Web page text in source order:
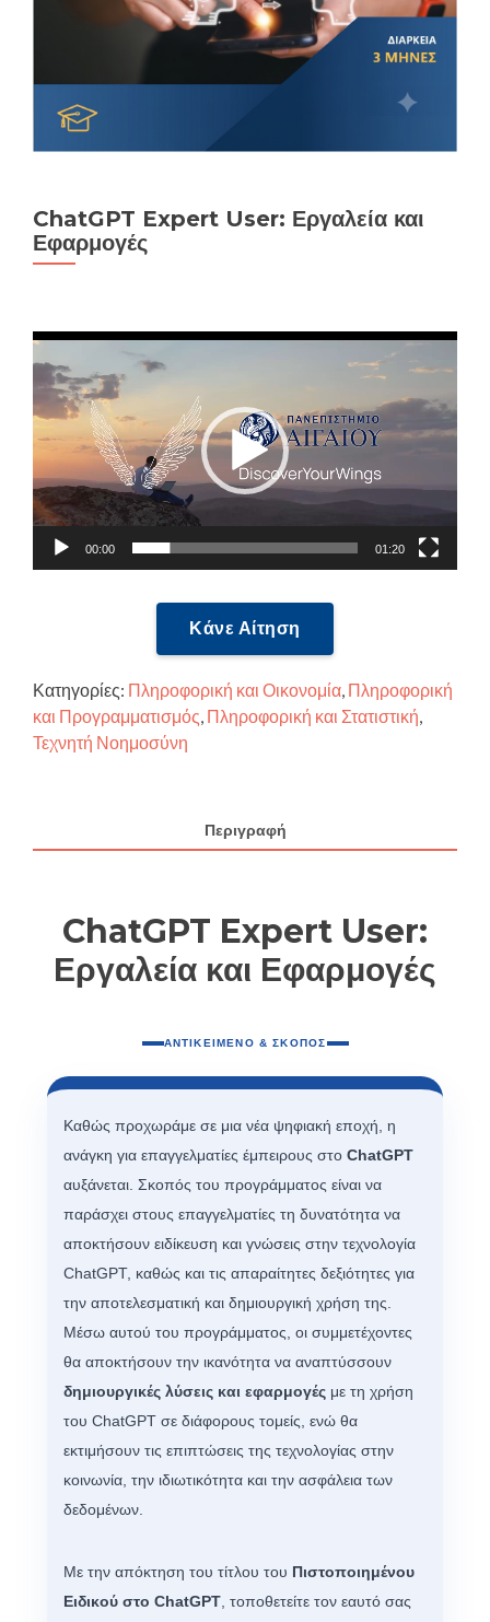
ChatGPT Expert User: Εργαλεία και
Εφαρμογές
Πρόγραμμα
Αναπαραγωγής
Βίντεο
00:00 01:20
Κάνε Αίτηση
Κατηγορίες: Πληροφορική και Οικονομία, Πληροφορική
και Προγραμματισμός, Πληροφορική και Στατιστική,
Τεχνητή Νοημοσύνη
Περιγραφή
ChatGPT Expert User:
Εργαλεία και Εφαρμογές
ΑΝΤΙΚΕΊΜΕΝΟ & ΣΚΟΠΌΣ
Καθώς προχωράμε σε μια νέα ψηφιακή εποχή, η
ανάγκη για επαγγελματίες έμπειρους στο ChatGPT
αυξάνεται. Σκοπός του προγράμματος είναι να
παράσχει στους επαγγελματίες τη δυνατότητα να
αποκτήσουν ειδίκευση και γνώσεις στην τεχνολογία
ChatGPT, καθώς και τις απαραίτητες δεξιότητες για
την αποτελεσματική και δημιουργική χρήση της.
Μέσω αυτού του προγράμματος, οι συμμετέχοντες
θα αποκτήσουν την ικανότητα να αναπτύσσουν
δημιουργικές λύσεις και εφαρμογές με τη χρήση
του ChatGPT σε διάφορους τομείς, ενώ θα
εκτιμήσουν τις επιπτώσεις της τεχνολογίας στην
κοινωνία, την ιδιωτικότητα και την ασφάλεια των
δεδομένων.
Με την απόκτηση του τίτλου του Πιστοποιημένου
Ειδικού στο ChatGPT, τοποθετείτε τον εαυτό σας